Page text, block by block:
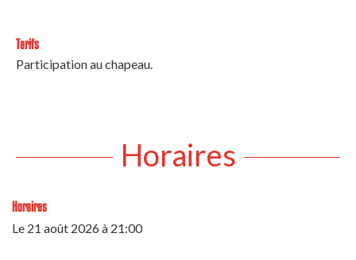
Tarifs
Participation au chapeau.
Horaires
Horaires
Le 21 août 2026à 21:00